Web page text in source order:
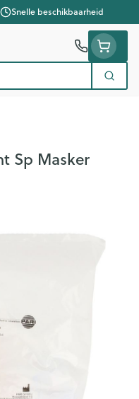
Snelle beschikbaarheid
Zoek
Sp Masker